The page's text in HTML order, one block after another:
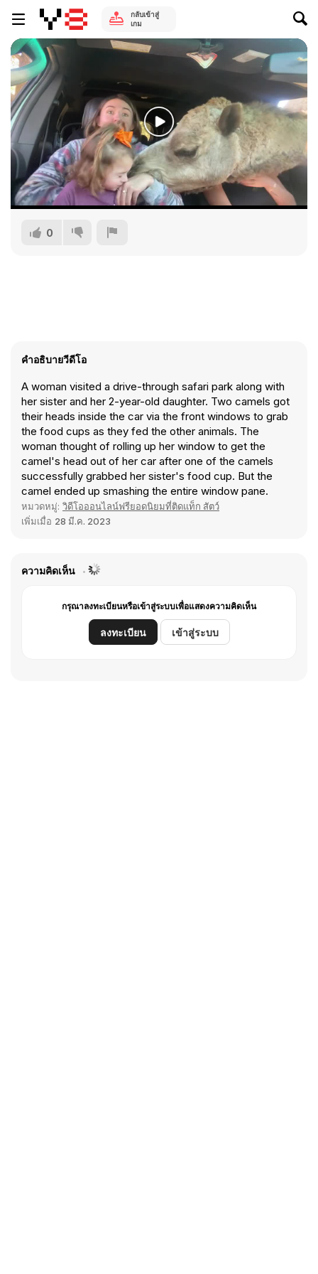
กลับเข้าสู่
เกม
0
คำอธิบายวีดีโอ
A woman visited a drive-through safari park along with
her sister and her 2-year-old daughter. Two camels got
their heads inside the car via the front windows to grab
the food cups as they fed the other animals. The
woman thought of rolling up her window to get the
camel's head out of her car after one of the camels
successfully grabbed her sister's food cup. But the
camel ended up smashing the entire window pane.
หมวดหมู่: วิดีโอออนไลน์ฟรียอดนิยมที่ติดแท็ก สัตว์
เพิ่มเมื่อ 28 มี.ค. 2023
ความคิดเห็น
กรุณาลงทะเบียนหรือเข้าสู่ระบบเพื่อแสดงความคิดเห็น
ลงทะเบียน เข้าสู่ระบบ